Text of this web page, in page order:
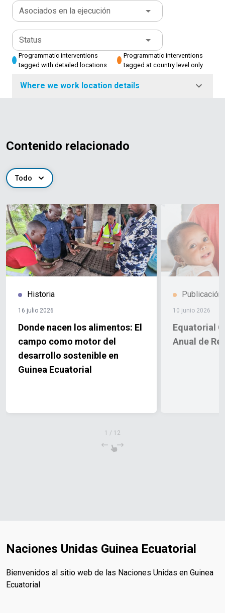
Asociados en la ejecución
Status
Programmatic interventions
tagged with detailed locations
Programmatic interventions
tagged at country level only
Where we work location details
Contenido relacionado
Todo
Historia
16 julio 2026
Donde nacen los alimentos: El
campo como motor del
desarrollo sostenible en
Guinea Ecuatorial
Publicación
10 junio 2026
Equatorial
Anual de
1 / 12
Naciones Unidas Guinea Ecuatorial
Bienvenidos al sitio web de las Naciones Unidas en Guinea
Ecuatorial